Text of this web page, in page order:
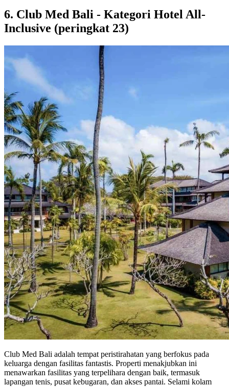
6. Club Med Bali - Kategori Hotel All-
Inclusive (peringkat 23)
Club Med Bali adalah tempat peristirahatan yang berfokus pada
keluarga dengan fasilitas fantastis. Properti menakjubkan ini
menawarkan fasilitas yang terpelihara dengan baik, termasuk
lapangan tenis, pusat kebugaran, dan akses pantai. Selami kolam